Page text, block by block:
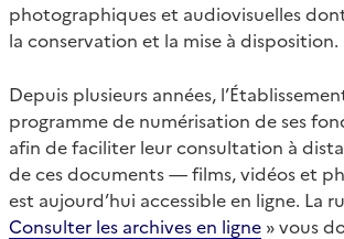
photographiques et audiovisuelles
la conservation et la mise à disposition.
Depuis plusieurs années,
programme de numérisation de ses
afin de faciliter leur consultation à
de ces documents — films, vidéos et
est aujourd’hui accessible en ligne. La
Consulter les archives en ligne » vous